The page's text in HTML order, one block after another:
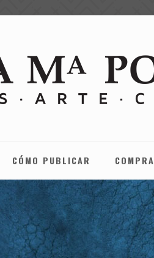
CÓMO PUBLICAR